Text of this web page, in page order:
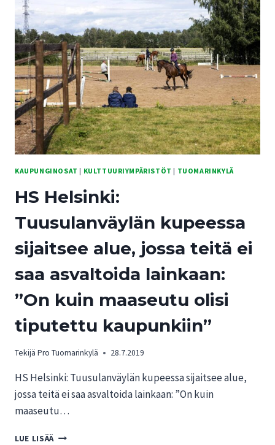
YHTEYTEEN,
EI
VIHERALUEILLE
KAUPUNGINOSAT | KULTTUURIYMPÄRISTÖT | TUOMARINKYLÄ
HS Helsinki:
Tuusulanväylän kupeessa
sijaitsee alue, jossa teitä ei
saa asvaltoida lainkaan:
”On kuin maaseutu olisi
tiputettu kaupunkiin”
Tekijä Pro Tuomarinkylä 28.7.2019
HS Helsinki: Tuusulanväylän kupeessa sijaitsee alue,
jossa teitä ei saa asvaltoida lainkaan: ”On kuin
maaseutu…
LUE LISÄÄ HS